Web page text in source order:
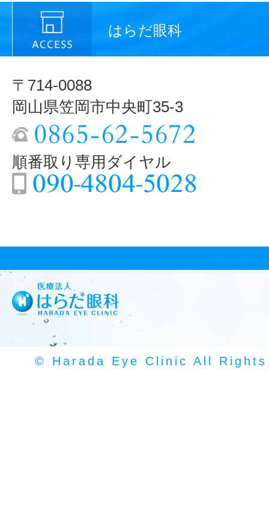
はらだ眼科
〒714-0088
岡山県笠岡市中央町35-3
順番取り専用ダイヤル
© Harada Eye Clinic All